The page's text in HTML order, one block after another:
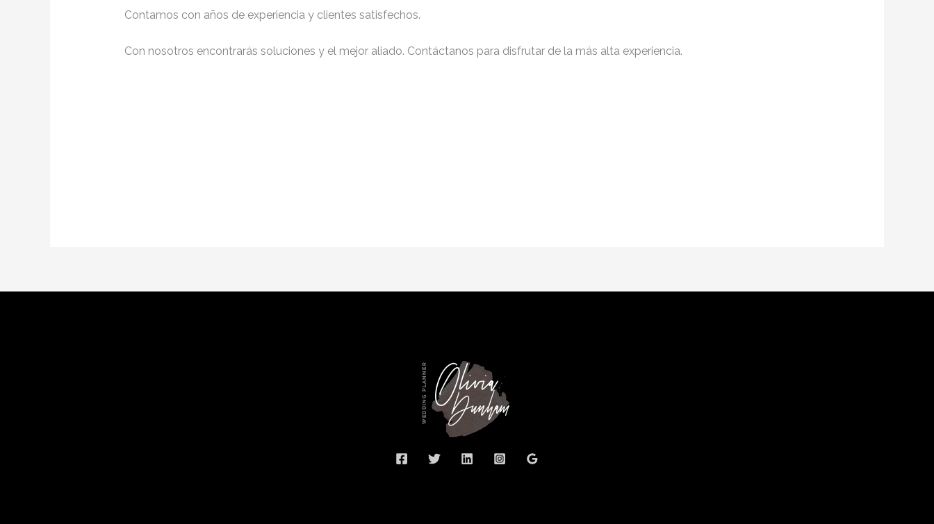
Contamos con años de experiencia y clientes satisfechos.
Con nosotros encontrarás soluciones y el mejor aliado. Contáctanos para disfrutar de la más alta experiencia.